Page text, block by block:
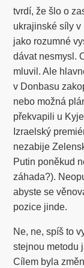
tvrdí, že šlo o
ukrajinské síly
jako rozumné
dávat nesmysl.
mluvil. Ale
v Donbasu
nebo možná
překvapili u
Izraelský
nezabije
Putin poněkud
záhada?).
abyste se
pozice jinde.
Ne, ne, spíš to
stejnou metodu
Cílem byla